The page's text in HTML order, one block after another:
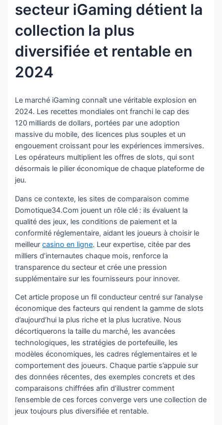
secteur iGaming détient la
collection la plus
diversifiée et rentable en
2024
Le marché iGaming connaît une véritable explosion en
2024. Les recettes mondiales ont franchi le cap des
120 milliards de dollars, portées par une adoption
massive du mobile, des licences plus souples et un
engouement croissant pour les expériences immersives.
Les opérateurs multiplient les offres de slots, qui sont
désormais le pilier économique de chaque plateforme de
jeu.
Dans ce contexte, les sites de comparaison comme
Domotique34.Com jouent un rôle clé : ils évaluent la
qualité des jeux, les conditions de paiement et la
conformité réglementaire, aidant les joueurs à choisir le
meilleurcasino en ligne. Leur expertise, citée par des
milliers d’internautes chaque mois, renforce la
transparence du secteur et crée une pression
supplémentaire sur les fournisseurs pour innover.
Cet article propose un fil conducteur centré sur l’analyse
économique des facteurs qui rendent la gamme de slots
d’aujourd’hui la plus riche et la plus lucrative. Nous
décortiquerons la taille du marché, les avancées
technologiques, les stratégies de portefeuille, les
modèles économiques, les cadres réglementaires et le
comportement des joueurs. Chaque partie s’appuie sur
des données récentes, des exemples concrets et des
comparaisons chiffrées afin d’illustrer comment
l’ensemble de ces forces converge vers une collection de
jeux toujours plus diversifiée et rentable.